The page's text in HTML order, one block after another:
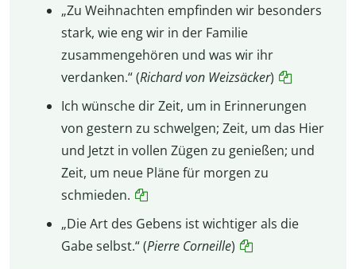
„Zu Weihnachten empfinden wir besonders
stark, wie eng wir in der Familie
zusammengehören und was wir ihr
verdanken.“ (Richard von Weizsäcker)
Ich wünsche dir Zeit, um in Erinnerungen
von gestern zu schwelgen; Zeit, um das Hier
und Jetzt in vollen Zügen zu genießen; und
Zeit, um neue Pläne für morgen zu
schmieden.
„Die Art des Gebens ist wichtiger als die
Gabe selbst.“ (Pierre Corneille)